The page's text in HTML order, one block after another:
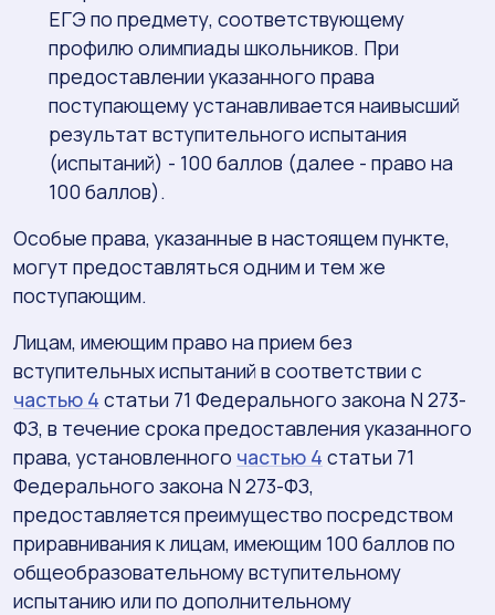
ЕГЭ по предмету, соответствующему
профилю олимпиады школьников. При
предоставлении указанного права
поступающему устанавливается наивысший
результат вступительного испытания
(испытаний) - 100 баллов (далее - право на
100 баллов).
Особые права, указанные в настоящем пункте,
могут предоставляться одним и тем же
поступающим.
Лицам, имеющим право на прием без
вступительных испытаний в соответствии с
частью 4 статьи 71 Федерального закона N 273-
ФЗ, в течение срока предоставления указанного
права, установленного частью 4 статьи 71
Федерального закона N 273-ФЗ,
предоставляется преимущество посредством
приравнивания к лицам, имеющим 100 баллов по
общеобразовательному вступительному
испытанию или по дополнительному